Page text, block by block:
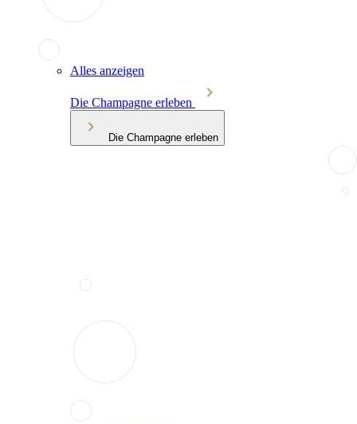
Alles anzeigen
Die Champagne erleben
Die Champagne erleben